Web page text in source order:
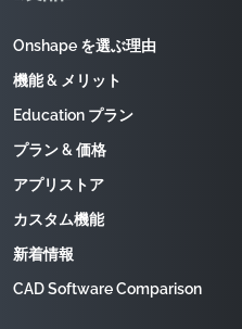
Onshape を選ぶ理由
機能 & メリット
Education プラン
プラン & 価格
アプリストア
カスタム機能
新着情報
CAD Software Comparison